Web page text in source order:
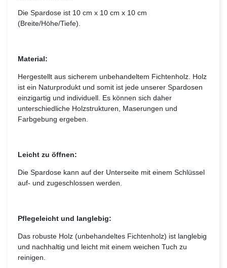
Die Spardose ist 10 cm x 10 cm x 10 cm
(Breite/Höhe/Tiefe).
Material:
Hergestellt aus sicherem unbehandeltem Fichtenholz. Holz
ist ein Naturprodukt und somit ist jede unserer Spardosen
einzigartig und individuell. Es können sich daher
unterschiedliche Holzstrukturen, Maserungen und
Farbgebung ergeben.
Leicht zu öffnen:
Die Spardose kann auf der Unterseite mit einem Schlüssel
auf- und zugeschlossen werden.
Pflegeleicht und langlebig:
Das robuste Holz (unbehandeltes Fichtenholz) ist langlebig
und nachhaltig und leicht mit einem weichen Tuch zu
reinigen.